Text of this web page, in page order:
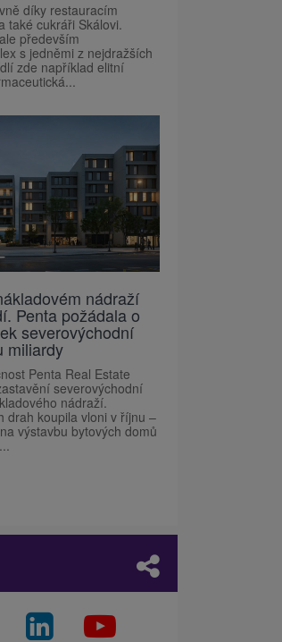
díky restauracím
také cukráři Skálovi.
především
s jedněmi z nejdražších
zde například elitní
nádraží
Penta požádala o
severovýchodní
miliardy
Penta Real Estate
severovýchodní
nádraží.
drah koupila vloni v říjnu –
výstavbu bytových domů